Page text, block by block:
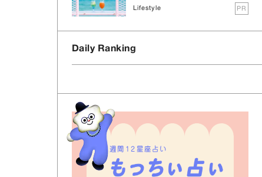
Lifestyle PR
Daily Ranking
週間12星座占い